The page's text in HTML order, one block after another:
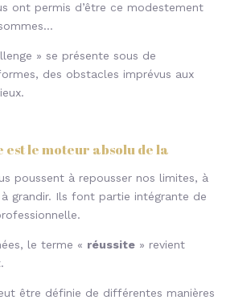
ont permis d’être ce modestement
» se présente sous de
des obstacles imprévus aux
est le moteur absolu de la
poussent à repousser nos limites, à
grandir. Ils font partie intégrante de
le terme « réussite» revient
être définie de différentes manières